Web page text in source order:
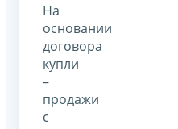
На
основании
договора
купли
–
продажи
с